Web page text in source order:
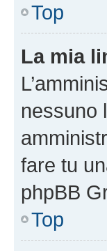
Top
La mia
nessuno
fare tu
phpBB
Top